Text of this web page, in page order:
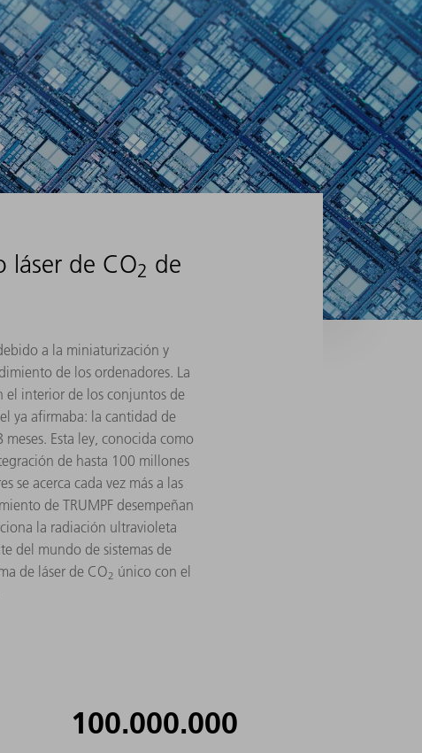
láser de CO2 de
a la miniaturización y
de los ordenadores. La
el interior de los conjuntos de
ya afirmaba: la cantidad de
Esta ley, conocida como
de hasta 100 millones
se acerca cada vez más a las
de TRUMPF desempeñan
la radiación ultravioleta
del mundo de sistemas de
de láser de CO2 único con el
100.000.000